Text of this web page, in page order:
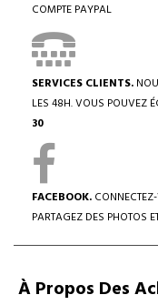
COMPTE PAYPAL
SERVICES CLIENTS.
LES 48H. VOUS POUVEZ
30
FACEBOOK.
PARTAGEZ DES PHOTOS
À Propos Des